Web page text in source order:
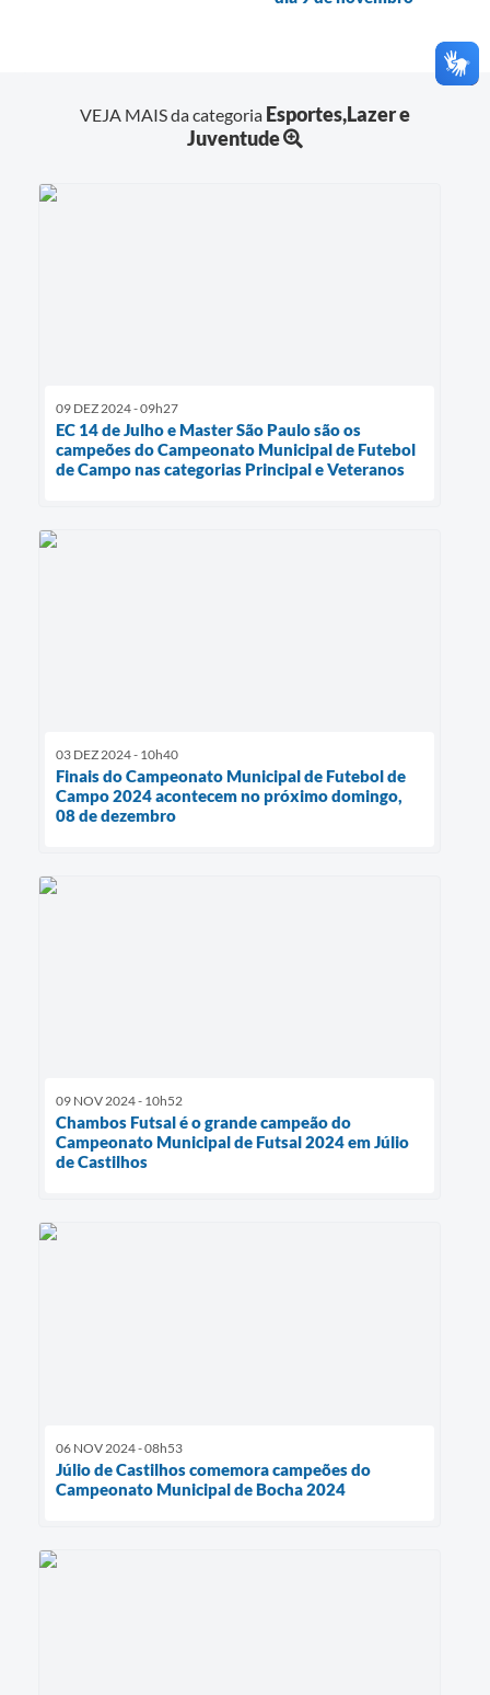
VEJA MAIS da categoria Esportes,Lazer e
Juventude
09 DEZ 2024 - 09h27
EC 14 de Julho e Master São Paulo são os
campeões do Campeonato Municipal de Futebol
de Campo nas categorias Principal e Veteranos
03 DEZ 2024 - 10h40
Finais do Campeonato Municipal de Futebol de
Campo 2024 acontecem no próximo domingo,
08 de dezembro
09 NOV 2024 - 10h52
Chambos Futsal é o grande campeão do
Campeonato Municipal de Futsal 2024 em Júlio
de Castilhos
06 NOV 2024 - 08h53
Júlio de Castilhos comemora campeões do
Campeonato Municipal de Bocha 2024